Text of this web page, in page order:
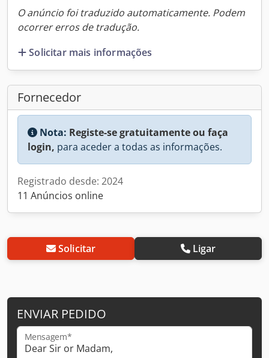
O anúncio foi traduzido automaticamente. Podem
ocorrer erros de tradução.
Solicitar mais informações
Fornecedor
Nota: Registe-se gratuitamente ou faça
login, para aceder a todas as informações.
Registrado desde: 2024
11 Anúncios online
Solicitar Ligar
ENVIAR PEDIDO
Mensagem*